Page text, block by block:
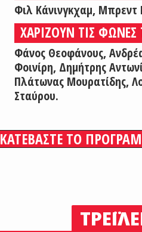
Φιλ Κάνινγκχαμ, Μπρεντ
ΧΑΡΙΖΟΥΝ ΤΙΣ ΦΩΝΕΣ
Φάνος Θεοφάνους,
Φοινίρη, Δημήτρης
Πλάτωνας Μουρατίδης,
Σταύρου.
ΚΑΤΕΒΑΣΤΕ ΤΟ